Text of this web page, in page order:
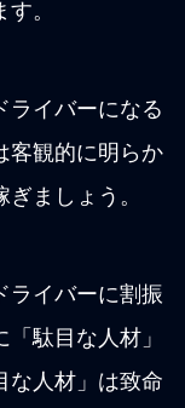
。
ライバーになる
客観的に明らか
ましょう。
ライバーに割振
駄目な人材」
な人材」は致命